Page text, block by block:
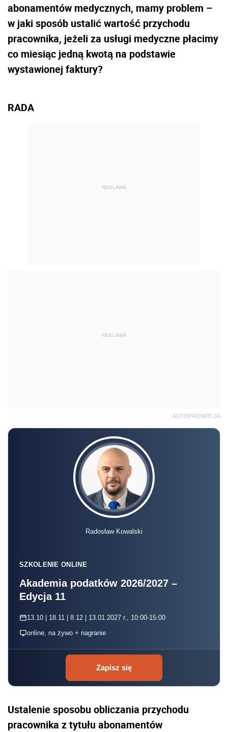
abonamentów medycznych, mamy problem –
w jaki sposób ustalić wartość przychodu
pracownika, jeżeli za usługi medyczne płacimy
co miesiąc jedną kwotą na podstawie
wystawionej faktury?
RADA
REKLAMA
REKLAMA
AUTOPROMOCJA
Radosław Kowalski
SZKOLENIE ONLINE
Akademia podatków 2026/2027 –
Edycja 11
13.10 | 18.11 | 8.12 | 13.01.2027 r., 10:00-15:00
online, na żywo + nagranie
Zapisz się
Ustalenie sposobu obliczania przychodu
pracownika z tytułu abonamentów